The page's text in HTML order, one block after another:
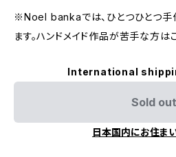
※Noel bankaでは、ひとつひとつ手
ます。ハンドメイド作品が苦手な方は
International
Sold out
日本国内にお住ま